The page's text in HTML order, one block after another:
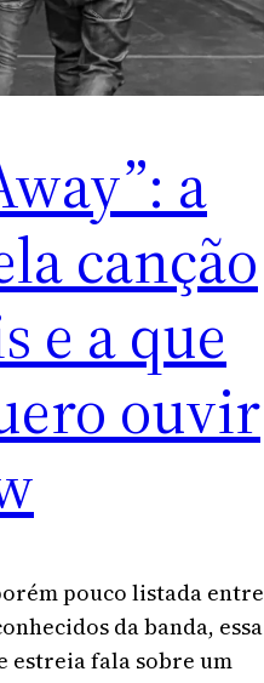
a
canção
e a que
ouvir
pouco listada entre
da banda, essa
estreia fala sobre um